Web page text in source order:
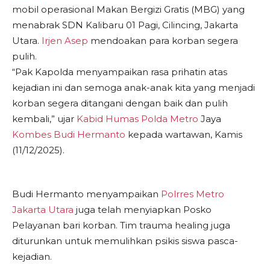
mobil operasional Makan Bergizi Gratis (MBG) yang
menabrak SDN Kalibaru 01 Pagi, Cilincing, Jakarta
Utara. Irjen Asep mendoakan para korban segera
pulih.
“Pak Kapolda menyampaikan rasa prihatin atas
kejadian ini dan semoga anak-anak kita yang menjadi
korban segera ditangani dengan baik dan pulih
kembali,” ujar Kabid Humas Polda Metro Jaya
Kombes Budi Hermanto kepada wartawan, Kamis
(11/12/2025).
Budi Hermanto menyampaikan Polrres Metro
Jakarta Utara juga telah menyiapkan Posko
Pelayanan bari korban. Tim trauma healing juga
diturunkan untuk memulihkan psikis siswa pasca-
kejadian.